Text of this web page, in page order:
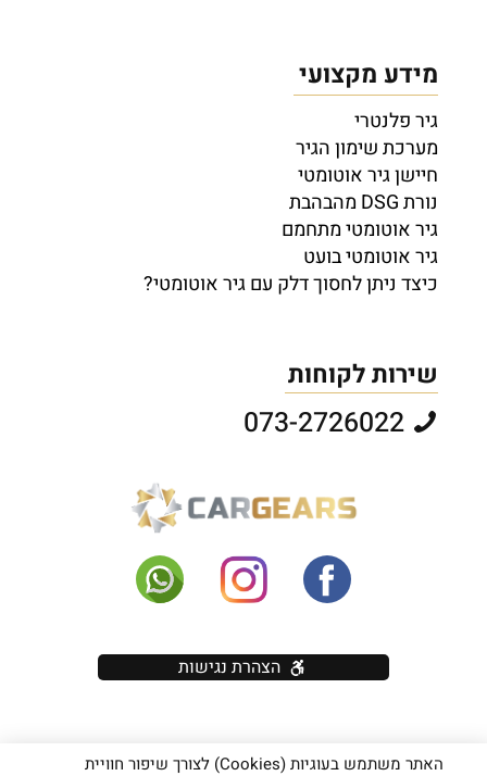
מידע מקצועי
גיר פלנטרי
מערכת שימון הגיר
חיישן גיר אוטומטי
נורת DSG מהבהבת
גיר אוטומטי מתחמם
גיר אוטומטי בועט
כיצד ניתן לחסוך דלק עם גיר אוטומטי?
שירות לקוחות
הצהרת נגישות
כל הזכויות שמורות יוראי בראון בע"מ - אין להעתיק תוכן (טקסט ותמונות)
האתר משתמש בעוגיות (Cookies) לצורך שיפור חוויית